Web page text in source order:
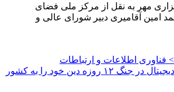
مهر به نقل از مرکز ملی فضای
امین آقامیری دبیر شورای عالی و
فناوری اطلاعات و ارتباطات